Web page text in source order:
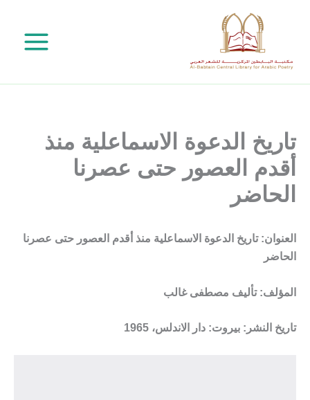
تاريخ الدعوة الاسماعلية منذ
أقدم العصور حتى عصرنا
الحاضر
العنوان: تاريخ الدعوة الاسماعلية منذ أقدم العصور حتى عصرنا
الحاضر
المؤلف: تأليف مصطفى غالب
تاريخ النشر: بيروت: دار الاندلس، 1965